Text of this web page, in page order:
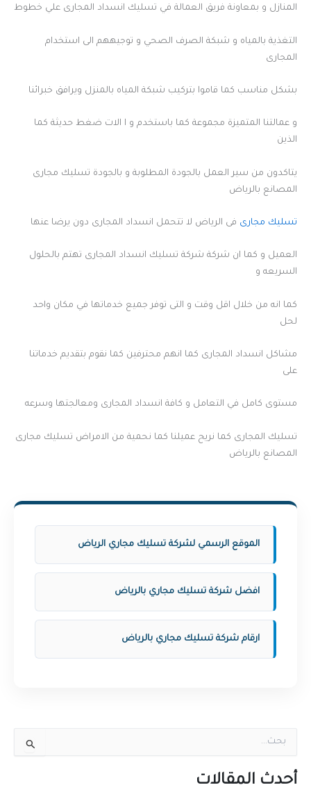
المنازل و بمعاونة فريق العمالة في تسليك انسداد المجارى علي خطوط
التغذية بالمياه و شبكة الصرف الصحي و توجيههم الى استخدام
المجارى
بشكل مناسب كما قاموا بتركيب شبكة المياه بالمنزل ويرافق خبرائنا
و عمالتنا المتميزة مجموعة كما باستخدم و ا الات ضغط حديثة كما
الذين
يتاكدون من سير العمل بالجودة المطلوبة و بالجودة تسليك مجارى
المصانع بالرياض
تسليك مجارى فى الرياض لا تتحمل انسداد المجارى دون يرضا عنها
العميل و كما ان شركة شركة تسليك انسداد المجارى تهتم بالحلول
السريعه و
كما انه من خلال اقل وقت و التى توفر جميع خدماتها في مكان واحد
لحل
مشاكل انسداد المجارى كما انهم محترفين كما نقوم بتقديم خدماتنا
على
مستوى كامل في التعامل و كافة انسداد المجارى ومعالجتها وسرعه
تسليك المجارى كما نريح عميلنا كما نحمية من الامراض تسليك مجارى
المصانع بالرياض
الموقع الرسمي لشركة تسليك مجاري الرياض
افضل شركة تسليك مجاري بالرياض
ارقام شركة تسليك مجاري بالرياض
ح
أحدث المقالات